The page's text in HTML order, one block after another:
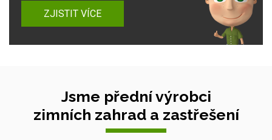
ZJISTIT VÍCE
Jsme přední výrobci
zimních zahrad a zastřešení